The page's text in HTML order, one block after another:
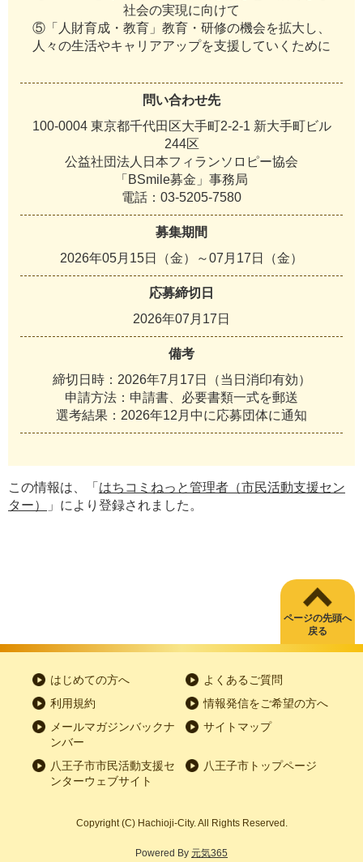
社会の実現に向けて
⑤「人財育成・教育」教育・研修の機会を拡大し、
人々の生活やキャリアアップを支援していくために
問い合わせ先
100-0004 東京都千代田区大手町2-2-1 新大手町ビル
244区
公益社団法人日本フィランソロピー協会
「BSmile募金」事務局
電話：03-5205-7580
募集期間
2026年05月15日（金）～07月17日（金）
応募締切日
2026年07月17日
備考
締切日時：2026年7月17日（当日消印有効）
申請方法：申請書、必要書類一式を郵送
選考結果：2026年12月中に応募団体に通知
この情報は、「 はちコミねっと管理者（市民活動支援セン
ター）
」により登録されました。
ページの先頭へ
戻る
はじめての方へ
よくあるご質問
利用規約
情報発信をご希望の方へ
メールマガジンバックナ
ンバー
サイトマップ
八王子市市民活動支援セ
ンターウェブサイト
八王子市トップページ
Copyright(C) Hachioji-City. All Rights Reserved.
Powered By 元気365